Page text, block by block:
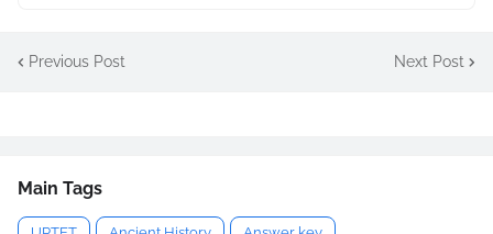
Previous Post Next Post
Main Tags